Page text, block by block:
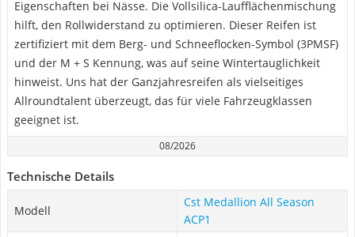
Eigenschaften bei Nässe. Die Vollsilica-Laufflächenmischung
hilft, den Rollwiderstand zu optimieren. Dieser Reifen ist
zertifiziert mit dem Berg- und Schneeflocken-Symbol (3PMSF)
und der M + S Kennung, was auf seine Wintertauglichkeit
hinweist. Uns hat der Ganzjahresreifen als vielseitiges
Allroundtalent überzeugt, das für viele Fahrzeugklassen
geeignet ist.
08/2026
Technische Details
Modell
Cst Medallion All Season
ACP1